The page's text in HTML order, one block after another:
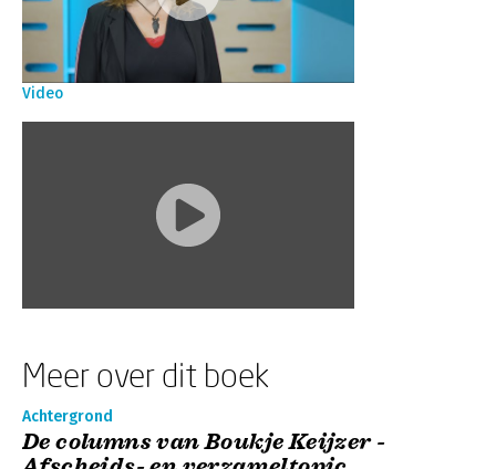
Video
Meer over dit boek
Achtergrond
De columns van Boukje Keijzer -